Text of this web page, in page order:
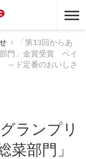
ベイシア
「第13回からあ
門」金賞受賞 ベイ
～ド定番のおいしさ
ランプリ
部門」